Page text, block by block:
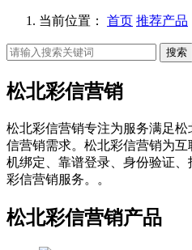
当前位置： 首页 推荐产品
搜索
松北彩信营销
松北彩信营销专注为服务满足
信营销需求。松北彩信营销为
机绑定、靠谱登录、身份验证
彩信营销服务。。
松北彩信营销产品